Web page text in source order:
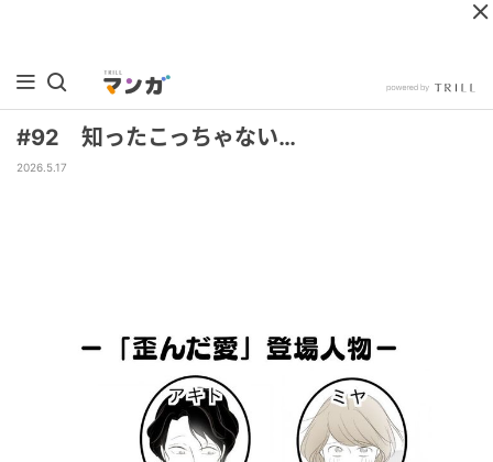
#92 知ったこっちゃない…
2026.5.17